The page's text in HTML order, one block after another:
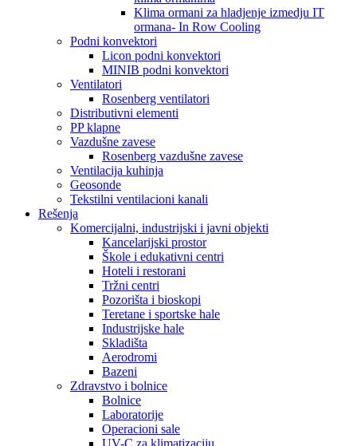
Klima ormani za hladjenje izmedju IT
ormana- In Row Cooling
Podni konvektori
Licon podni konvektori
MINIB podni konvektori
Ventilatori
Rosenberg ventilatori
Distributivni elementi
PP klapne
Vazdušne zavese
Rosenberg vazdušne zavese
Ventilacija kuhinja
Geosonde
Tekstilni ventilacioni kanali
Rešenja
Komercijalni, industrijski i javni objekti
Kancelarijski prostor
Škole i edukativni centri
Hoteli i restorani
Tržni centri
Pozorišta i bioskopi
Teretane i sportske hale
Industrijske hale
Skladišta
Aerodromi
Bazeni
Zdravstvo i bolnice
Bolnice
Laboratorije
Operacioni sale
UV-C za klimatizaciju